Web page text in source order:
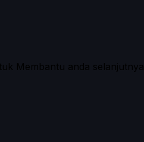
Membantu anda selanjutnya